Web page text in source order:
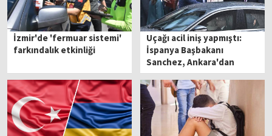
İzmir'de 'fermuar sistemi'
farkındalık etkinliği
Uçağı acil iniş yapmıştı:
İspanya Başbakanı
Sanchez, Ankara'dan
ayrıldı